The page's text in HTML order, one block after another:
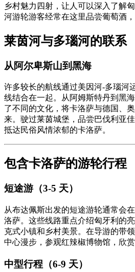
乡村魅力四射，让人可以深入了解
河游轮游客经常在这里品尝葡萄酒
莱茵河与多瑙河的联系
从阿尔卑斯山到黑海
许多较长的航线通过美因河-多瑙河
线结合在一起。从阿姆斯特丹到黑
了不同的文化，将卡洛萨与德国、
来。驶过莱茵城堡，品尝巴伐利亚
抵达民俗风情浓郁的卡洛萨。
包含卡洛萨的游轮行程
短途游（3-5 天）
从布达佩斯出发的短途游轮通常会
洛萨。这些线路重点介绍匈牙利的
克式小镇和乡村美景。在导游的带
中心漫步，参观红辣椒博物馆，欣
中型行程（6-9 天）